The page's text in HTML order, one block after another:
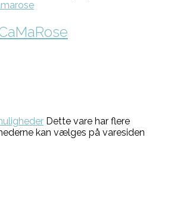
Dette vare har flere
kan vælges på varesiden